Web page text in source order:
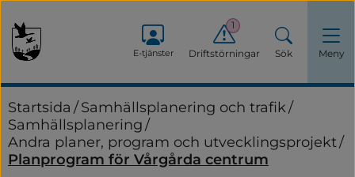
E-tjänster Driftstörningar
1
Sök Meny
Startsida /Samhällsplanering och trafik/
Samhällsplanering/
Andra planer, program och utvecklingsprojekt/
Planprogram för Vårgårda centrum